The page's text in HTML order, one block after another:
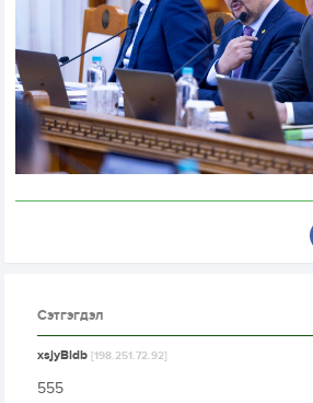
Сэтгэгдэл
xsjyBldb[198.251.72.92]
555